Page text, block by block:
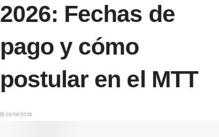
2026: Fechas de
pago y cómo
postular en el MTT
03/08/2026